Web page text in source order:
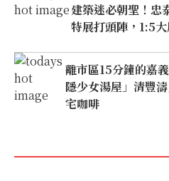
建築迷必朝聖！忠
特展打頭陣，1:5
離市區15分鐘的嘉
隱少女湯屋」清豐
宅咖啡